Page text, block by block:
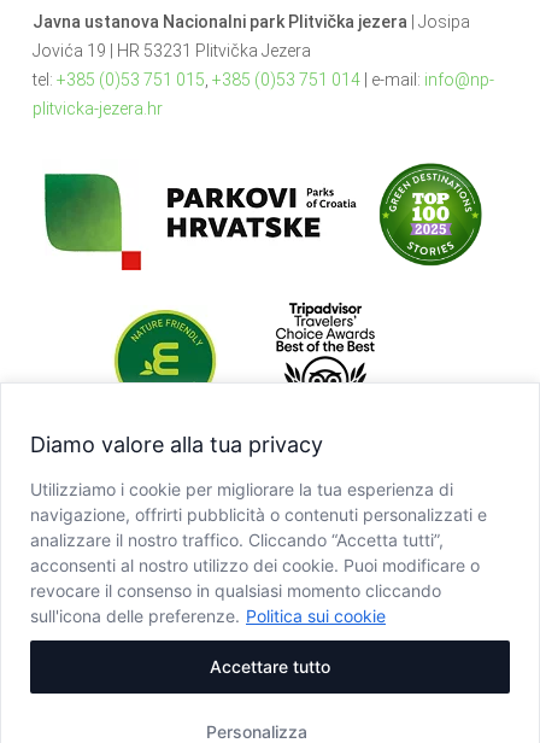
Diamo valore alla tua privacy
Utilizziamo i cookie per migliorare la tua esperienza di
navigazione, offrirti pubblicità o contenuti personalizzati e
analizzare il nostro traffico. Cliccando “Accetta tutti”,
acconsenti al nostro utilizzo dei cookie. Puoi modificare o
revocare il consenso in qualsiasi momento cliccando
sull'icona delle preferenze. Politica sui cookie
Personalizza
Accettare tutto
Javna ustanova Nacionalni park Plitvička jezera| Josipa
Jovića 19 | HR 53231 Plitvička Jezera
tel: +385 (0)53 751 015, +385 (0)53 751 014| e-mail: info@np-
plitvicka-jezera.hr
Copyright © JU NP Plitvička jezera, 2025.